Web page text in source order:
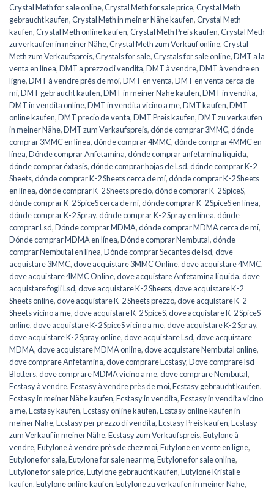
Crystal Meth for sale online,Crystal Meth for sale price,Crystal Meth
gebraucht kaufen,Crystal Meth in meiner Nähe kaufen,Crystal Meth
kaufen,Crystal Meth online kaufen,Crystal Meth Preis kaufen,Crystal Meth
zu verkaufen in meiner Nähe,Crystal Meth zum Verkauf online,Crystal
Meth zum Verkaufspreis,Crystals for sale,Crystals for sale online,DMT a la
venta en línea,DMT a prezzo di vendita,DMT à vendre,DMT à vendre en
ligne,DMT à vendre près de moi,DMT en venta,DMT en venta cerca de
mí,DMT gebraucht kaufen,DMT in meiner Nähe kaufen,DMT in vendita,
DMT in vendita online,DMT in vendita vicino a me,DMT kaufen,DMT
online kaufen,DMT precio de venta,DMT Preis kaufen,DMT zu verkaufen
in meiner Nähe,DMT zum Verkaufspreis,dónde comprar 3MMC,dónde
comprar 3MMC en línea,dónde comprar 4MMC,dónde comprar 4MMC en
línea,Dónde comprar Anfetamina,dónde comprar anfetamina líquida,
dónde comprar éxtasis,dónde comprar hojas de Lsd,dónde comprar K-2
Sheets,dónde comprar K-2 Sheets cerca de mí,dónde comprar K-2 Sheets
en línea,dónde comprar K-2 Sheets precio,dónde comprar K-2 SpiceS,
dónde comprar K-2 SpiceS cerca de mí,dónde comprar K-2 SpiceS en línea,
dónde comprar K-2 Spray,dónde comprar K-2 Spray en línea,dónde
comprar Lsd,Dónde comprar MDMA,dónde comprar MDMA cerca de mí,
Dónde comprar MDMA en línea,Dónde comprar Nembutal,dónde
comprar Nembutal en línea,Dónde comprar Secantes de lsd,dove
acquistare 3MMC,dove acquistare 3MMC Online,dove acquistare 4MMC,
dove acquistare 4MMC Online,dove acquistare Anfetamina liquida,dove
acquistare fogli Lsd,dove acquistare K-2 Sheets,dove acquistare K-2
Sheets online,dove acquistare K-2 Sheets prezzo,dove acquistare K-2
Sheets vicino a me,dove acquistare K-2 SpiceS,dove acquistare K-2 SpiceS
online,dove acquistare K-2 SpiceS vicino a me,dove acquistare K-2 Spray,
dove acquistare K-2 Spray online,dove acquistare Lsd,dove acquistare
MDMA,dove acquistare MDMA online,dove acquistare Nembutal online,
dove comprare Anfetamina,dove comprare Ecstasy,Dove comprare lsd
Blotters,dove comprare MDMA vicino a me,dove comprare Nembutal,
Ecstasy à vendre,Ecstasy à vendre près de moi,Ecstasy gebraucht kaufen,
Ecstasy in meiner Nähe kaufen,Ecstasy in vendita,Ecstasy in vendita vicino
a me,Ecstasy kaufen,Ecstasy online kaufen,Ecstasy online kaufen in
meiner Nähe,Ecstasy per prezzo di vendita,Ecstasy Preis kaufen,Ecstasy
zum Verkauf in meiner Nähe,Ecstasy zum Verkaufspreis,Eutylone à
vendre,Eutylone à vendre près de chez moi,Eutylone en vente en ligne,
Eutylone for sale,Eutylone for sale near me,Eutylone for sale online,
Eutylone for sale price,Eutylone gebraucht kaufen,Eutylone Kristalle
kaufen,Eutylone online kaufen,Eutylone zu verkaufen in meiner Nähe,